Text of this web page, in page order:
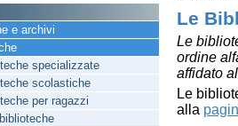
Le
Le
ordine
affidato
Le
alla
e archivi
specializzate
scolastiche
per ragazzi